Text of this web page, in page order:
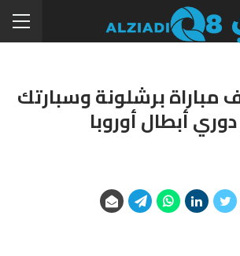
مباراة برشلونة وسبارتك
أبطال أوروبا